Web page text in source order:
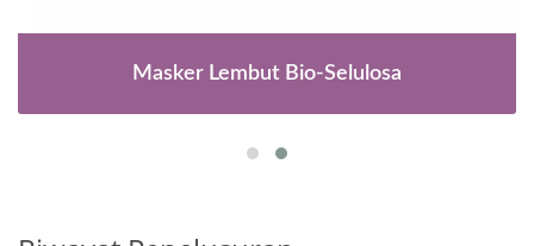
Masker Lembut Bio-Selulosa